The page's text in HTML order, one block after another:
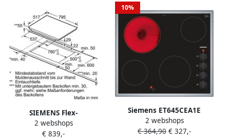
Keuken&Koken Kookplaten
| EX875LVC1E
SIEMENS Flex-
inductiekookplaat van
SCHOTT CERAN EX845LYC1E
2 webshops
€ 839,-
10%
Siemens ET645CEA1E
Kookplaat HighSpeed-
vitrokeramisch 60cm |
2 webshops
€ 364,90 € 327,-